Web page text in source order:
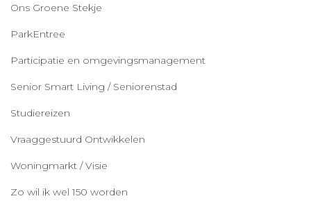
Ons Groene Stekje
ParkEntree
Participatie en omgevingsmanagement
Senior Smart Living / Seniorenstad
Studiereizen
Vraaggestuurd Ontwikkelen
Woningmarkt / Visie
Zo wil ik wel 150 worden